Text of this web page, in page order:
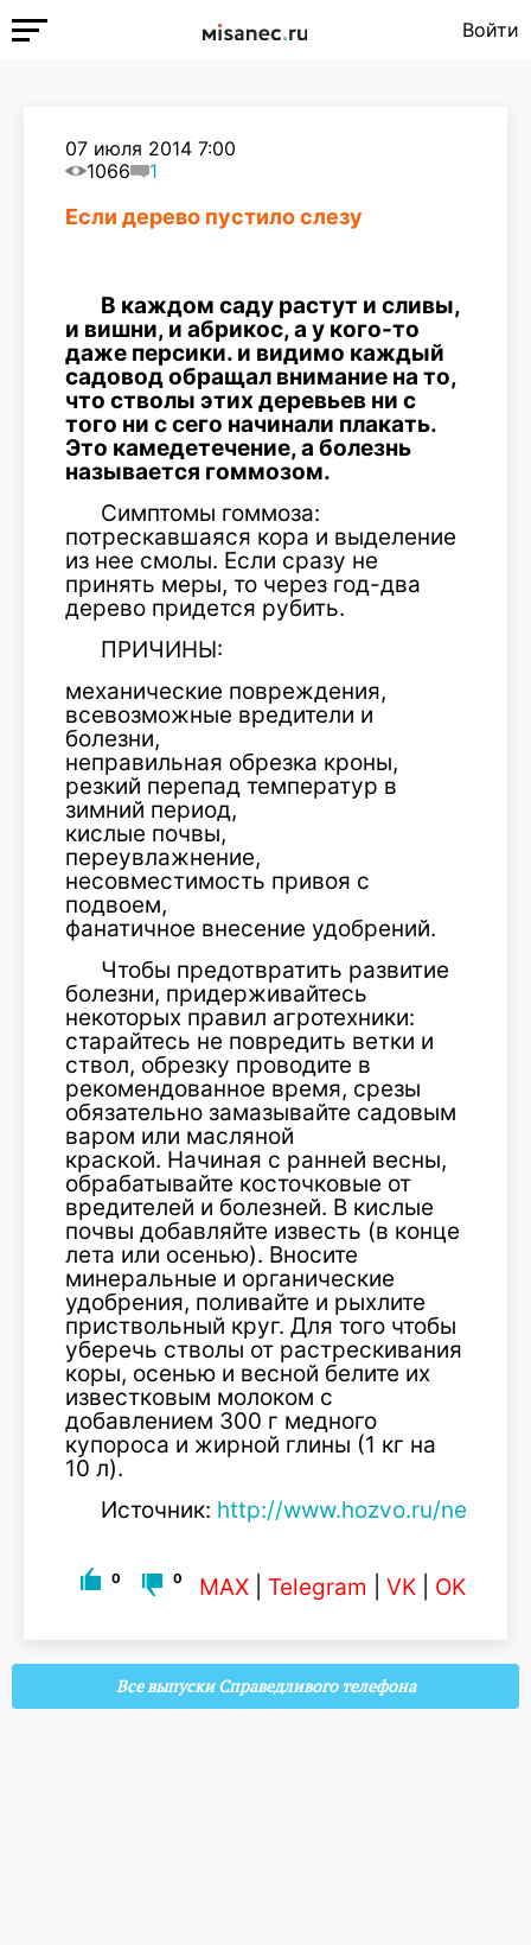
Войти
07 июля 2014 7:00
1066
1
Если дерево пустило слезу
В каждом саду растут и сливы,
и вишни, и абрикос, а у кого-то
даже персики. и видимо каждый
садовод обращал внимание на то,
что стволы этих деревьев ни с
того ни с сего начинали плакать.
Это камедетечение, а болезнь
называется гоммозом.
Симптомы гоммоза:
потрескавшаяся кора и выделение
из нее смолы. Если сразу не
принять меры, то через год-два
дерево придется рубить.
ПРИЧИНЫ:
механические повреждения,
всевозможные вредители и
болезни,
неправильная обрезка кроны,
резкий перепад температур в
зимний период,
кислые почвы,
переувлажнение,
несовместимость привоя с
подвоем,
фанатичное внесение удобрений.
Чтобы предотвратить развитие
болезни, придерживайтесь
некоторых правил агротехники:
старайтесь не повредить ветки и
ствол, обрезку проводите в
рекомендованное время, срезы
обязательно замазывайте садовым
варом или масляной
краской. Начиная с ранней весны,
обрабатывайте косточковые от
вредителей и болезней. В кислые
почвы добавляйте известь (в конце
лета или осенью). Вносите
минеральные и органические
удобрения, поливайте и рыхлите
приствольный круг. Для того чтобы
уберечь стволы от растрескивания
коры, осенью и весной белите их
известковым молоком с
добавлением 300 г медного
купороса и жирной глины (1 кг на
10 л).
Источник: http://www.hozvo.ru/news/
0 0 MAX Telegram VK OK
Все выпуски Справедливого телефона